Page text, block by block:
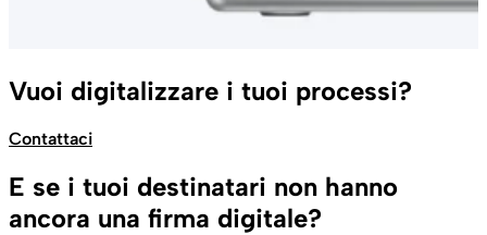
Vuoi digitalizzare i tuoi processi?
Contattaci
E se i tuoi destinatari non hanno
ancora una firma digitale?